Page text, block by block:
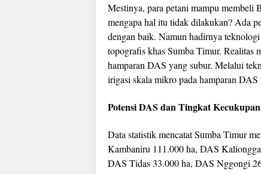
Mestinya, para petani mampu
mengapa hal itu tidak dilakukan? Ada
dengan baik. Namun hadirnya
topografis khas Sumba Timur. Realitas
hamparan DAS yang subur. Melalui
irigasi skala mikro pada hamparan
Potensi DAS dan Tingkat
Data statistik mencatat Sumba Timur
Kambaniru 111.000 ha, DAS
DAS Tidas 33.000 ha, DAS Nggongi